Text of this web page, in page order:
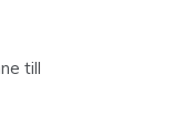
till